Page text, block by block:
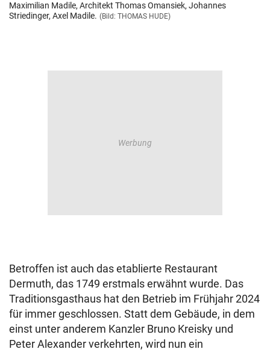
Maximilian Madile, Architekt Thomas Omansiek, Johannes
Striedinger, Axel Madile. (Bild: THOMAS HUDE)
Betroffen ist auch das etablierte Restaurant
Dermuth, das 1749 erstmals erwähnt wurde. Das
Traditionsgasthaus hat den Betrieb im Frühjahr 2024
für immer geschlossen. Statt dem Gebäude, in dem
einst unter anderem Kanzler Bruno Kreisky und
Peter Alexander verkehrten, wird nun ein